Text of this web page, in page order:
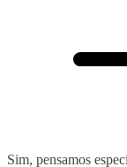
Sim, pensamos